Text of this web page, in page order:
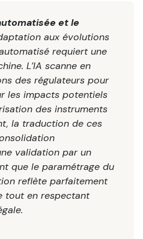
et le
aux évolutions
requiert une
L’IA scanne en
des régulateurs pour
les impacts potentiels
des instruments
la traduction de ces
validation par un
que le paramétrage du
reflète parfaitement
tout en respectant